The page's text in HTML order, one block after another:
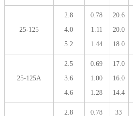
25-125
2.8
4.0
5.2
0.78
1.11
1.44
20.6
20.0
18.0
25-125A
2.5
3.6
4.6
0.69
1.00
1.28
17.0
16.0
14.4
2.8 0.78 33